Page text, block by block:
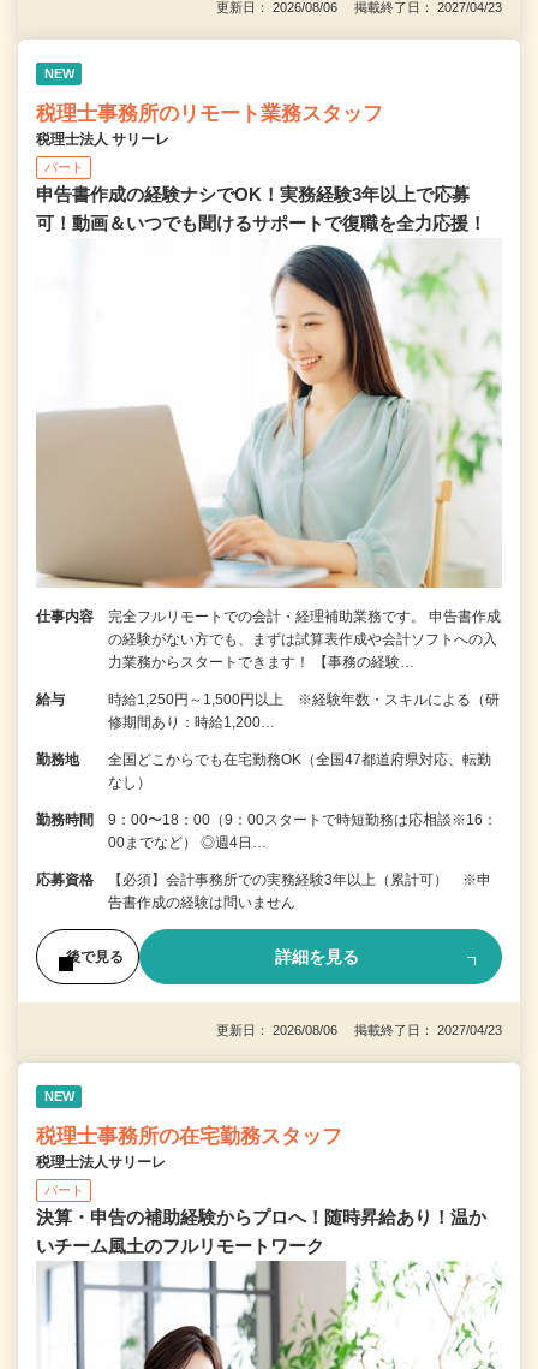
更新日： 2026/08/06 掲載終了日： 2027/04/23
NEW
税理士事務所のリモート業務スタッフ
税理士法人 サリーレ
パート
申告書作成の経験ナシでOK！実務経験3年以上で応募
可！動画＆いつでも聞けるサポートで復職を全⼒応援！
仕事内容
完全フルリモートでの会計・経理補助業務です。 申告書作成
の経験がない⽅でも、まずは試算表作成や会計ソフトへの⼊
⼒業務からスタートできます！ 【事務の経験…
給与
時給1,250円～1,500円以上 ※経験年数・スキルによる（研
修期間あり：時給1,200…
勤務地
全国どこからでも在宅勤務OK（全国47都道府県対応、転勤
なし）
勤務時間
9：00〜18：00（9：00スタートで時短勤務は応相談※16：
00までなど） ◎週4日…
応募資格
【必須】会計事務所での実務経験3年以上（累計可） ※申
告書作成の経験は問いません
後で見る 詳細を見る
更新日： 2026/08/06 掲載終了日： 2027/04/23
NEW
税理士事務所の在宅勤務スタッフ
税理士法人サリーレ
パート
決算・申告の補助経験からプロへ！随時昇給あり！温か
いチーム⾵⼟のフルリモートワーク